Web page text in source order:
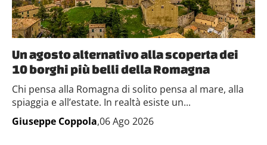
Un agosto alternativo alla scoperta dei
10 borghi più belli della Romagna
Chi pensa alla Romagna di solito pensa al mare, alla
spiaggia e all’estate. In realtà esiste un...
Giuseppe Coppola,06 Ago 2026